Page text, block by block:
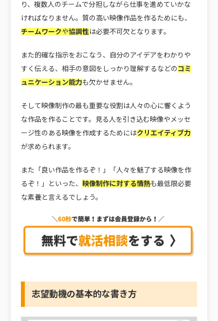
り、複数人のチームで分担しながら仕事を進めていかな
ければなりません。質の高い映像作品を作るためにも、
チームワークや協調性は必要不可欠となります。
また的確な指示をおこなう、自分のアイデアをわかりや
すく伝える、相手の意図をしっかり理解するなどのコミ
ュニケーション能力も欠かせません。
そして映像制作の最も重要な役割は人々の心に響くよう
な作品を作ることです。見る人を引き込む映像やメッセ
ージ性のある映像を作成するためにはクリエイティブ力
が求められます。
また「良い作品を作るぞ！」「人々を魅了する映像を作
るぞ！」といった、
映像制作に対する情熱も最低限必要
な素養と言えるでしょう。
志望動機の基本的な書き方